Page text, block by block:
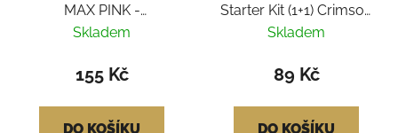
MAX PINK -
Strawberry-X 20mg
Skladem
155 Kč
DO KOŠÍKU
Starter Kit (1+1) Crimson
Red - Watermelon Chill
Skladem
89 Kč
DO KOŠÍKU